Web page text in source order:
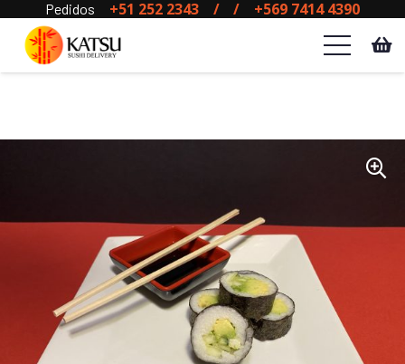
Pedidos +51 252 2343 / / +569 7414 4390